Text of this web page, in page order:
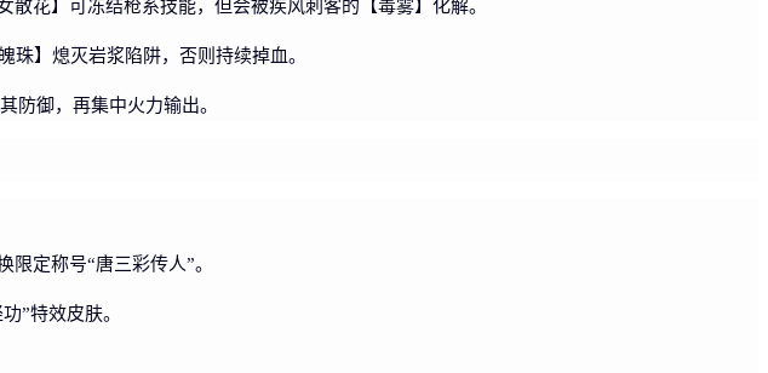
花】可冻结枪系技能，但会被疾风刺客的【毒雾】化解。
】熄灭岩浆陷阱，否则持续掉血。
防御，再集中火力输出。
定称号“唐三彩传人”。
”特效皮肤。